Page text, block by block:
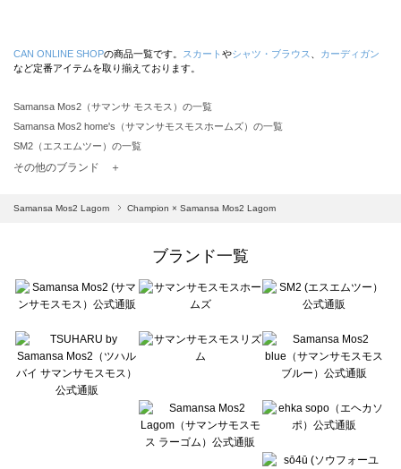
CAN ONLINE SHOPの商品一覧です。 スカート やシャツ・ブラウス
カーディガン
など定番アイテムを取り揃えております。
Samansa Mos2（サマンサ モスモス）の一覧
Samansa Mos2 home's（サマンサモスモスホームズ）の一覧
SM2（エスエムツー）の一覧
TSUHARU by Samansa Mos2（ツハルバイサマンサモスモス）の一覧
Samansa Mos2 blue（サマンサモスモス ブルー）の一覧
Te chichi（テチチ）の一覧
Te chichi CLASSIC（テチチ クラシック）の一覧
Lugnoncure（ルノンキュール）の一覧
BETTY'S BLUE（べティーズブルー）の一覧
Wpc.（ワールドパーティー）の一覧
その他のブランド ＋
Samansa Mos2 Lagom Champion × Samansa Mos2 Lagom
ブランド一覧